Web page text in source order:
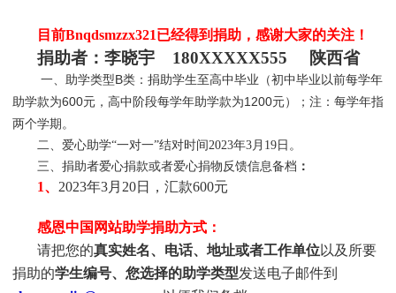
目前Bnqdsmzzx321已经得到捐助，感谢大家的关注！
捐助者：李晓宇 180XXXXX555 陕西省
一、助学类型B类：捐助学生至高中毕业（初中毕业以前每学年
助学款为600元，高中阶段每学年助学款为1200元）；注：每学年指
两个学期。
二、爱心助学“一对一”结对时间2023年3月19日。
三、捐助者爱心捐款或者爱心捐物反馈信息备档 ：
1、 2023年3月20日，汇款600元
感恩中国网站助学捐助方式：
请把您的真实姓名、电话、地址或者工作单位以及所要
捐助的学生编号、您选择的助学类型发送电子邮件到